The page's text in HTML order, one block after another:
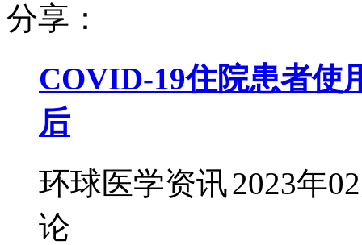
分享：
COVID-19住院患者使
后
环球医学资讯2023年
论